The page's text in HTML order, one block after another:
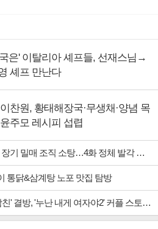
은' 이탈리아 셰프들, 선재스님→
셰프 만난다
찬원, 황태해장국·무생채·양념 목
주모 레시피 섭렵
밀매 조직 소탕…4화 정체 발각 위기 예고
통닭&삼계탕 노포 맛집 탐방
방, '누난 내게 여자야2' 커플 스토리 편성